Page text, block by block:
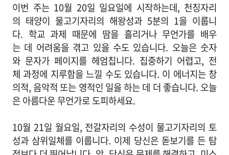
이번 주는 10월 20일 일요일에 시작하는데, 천칭자리
의 태양이 물고기자리의 해왕성과 5분의 1을 이룹니
다. 학교 과제 때문에 땀을 흘리거나 무언가를 배우
는 데 어려움을 겪고 있을 수도 있습니다. 오늘은 숫자
와 문자가 페이지를 헤엄칩니다. 집중하기 어렵고, 전
체 과정에 지루함을 느낄 수도 있습니다. 이 에너지는 창
의적, 음악적 또는 영적인 일을 하는 데 더 좋습니다. 오늘
은 아름다운 무언가로 도피하세요.
10월 21일 월요일, 전갈자리의 수성이 물고기자리의 토
성과 삼위일체를 이룹니다. 이제 당신은 돋보기를 든 탐